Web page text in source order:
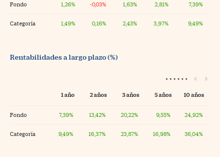
Fondo 1,26% -0,03% 1,63% 2,81% 7,39%
Categoría 1,49% 0,16% 2,43% 3,97% 9,49%
Rentabilidades a largo plazo (%)
1 año 2 años 3 años 5 años 10 años
Fondo 7,39% 13,42% 20,22% 9,55% 24,92%
Categoría 9,49% 16,37% 23,87% 16,98% 36,04%